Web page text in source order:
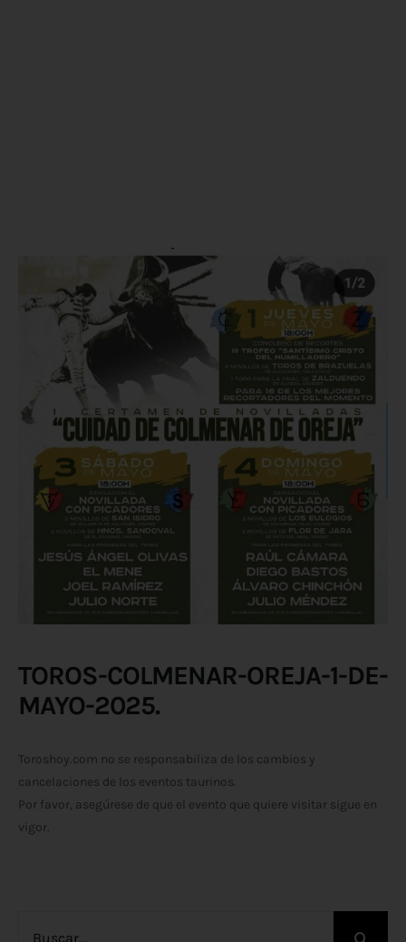
TOROS-COLMENAR-OREJA-1-DE-
MAYO-2025.
Toroshoy.com no se responsabiliza de los cambios y
cancelaciones de los eventos taurinos.
Por favor, asegúrese de que el evento que quiere visitar sigue en
vigor.